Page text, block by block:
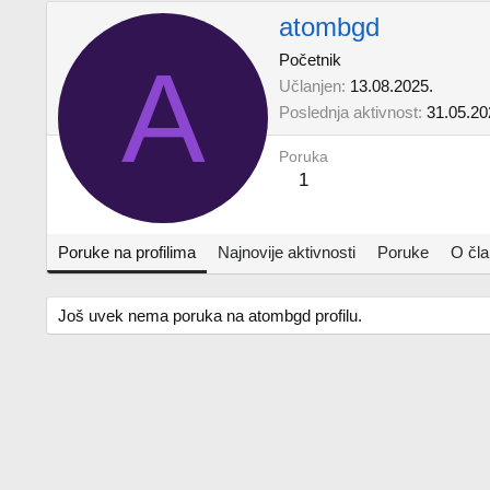
A
atombgd
Početnik
Učlanjen 13.08.2025.
Poslednja aktivnost
Poruka
1
Poruke na profilima Najnovije aktivnosti Poruke O
Još uvek nema poruka na atombgd profilu.